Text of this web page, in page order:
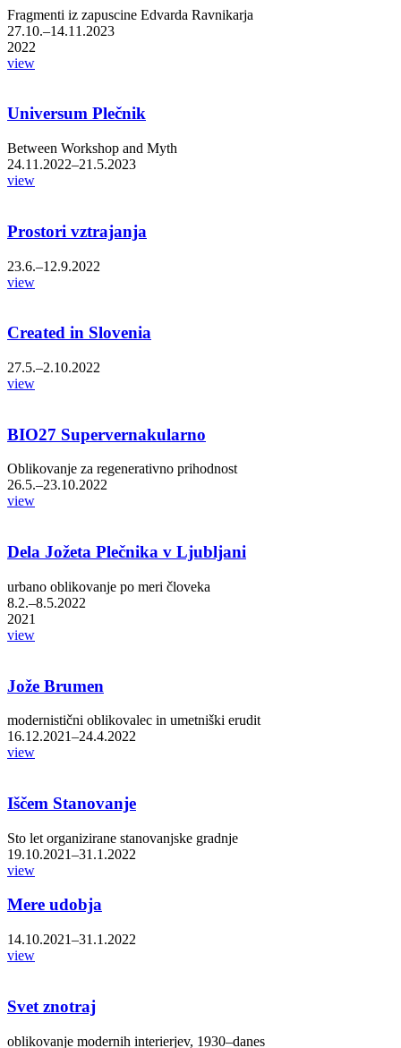
Fragmenti iz zapuscine Edvarda Ravnikarja
27.10.–14.11.2023
2022
view
Universum Plečnik
Between Workshop and Myth
24.11.2022–21.5.2023
view
Prostori vztrajanja
23.6.–12.9.2022
view
Created in Slovenia
27.5.–2.10.2022
view
BIO27 Supervernakularno
Oblikovanje za regenerativno prihodnost
26.5.–23.10.2022
view
Dela Jožeta Plečnika v Ljubljani
urbano oblikovanje po meri človeka
8.2.–8.5.2022
2021
view
Jože Brumen
modernistični oblikovalec in umetniški erudit
16.12.2021–24.4.2022
view
Iščem Stanovanje
Sto let organizirane stanovanjske gradnje
19.10.2021–31.1.2022
view
Mere udobja
14.10.2021–31.1.2022
view
Svet znotraj
oblikovanje modernih interierjev, 1930–danes